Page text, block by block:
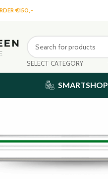
€150,-
SELECT CATEGORY
SMARTSHOP